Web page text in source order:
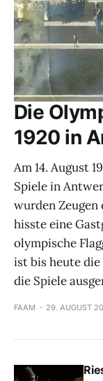
Die
1920 in
Am 14. August
Spiele in
wurden Zeugen
hisste eine
olympische
ist bis heute
die Spiele
FAAM 29. AUGUST